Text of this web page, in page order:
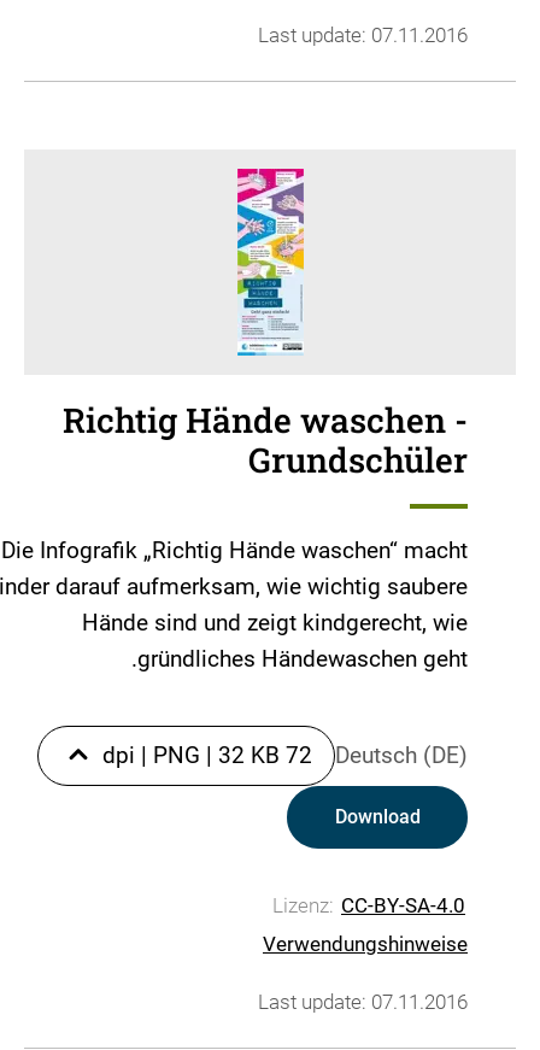
Last update: 07.11.2016
Richtig Hände waschen -
Grundschüler
Die Infografik „Richtig Hände waschen“ macht
darauf aufmerksam, wie wichtig saubere
Hände sind und zeigt kindgerecht, wie
gründliches Händewaschen geht.
Deutsch (DE)
72 dpi
| PNG | 32 KB
Download
Lizenz: CC-BY-SA-4.0
Verwendungshinweise
Last update: 07.11.2016